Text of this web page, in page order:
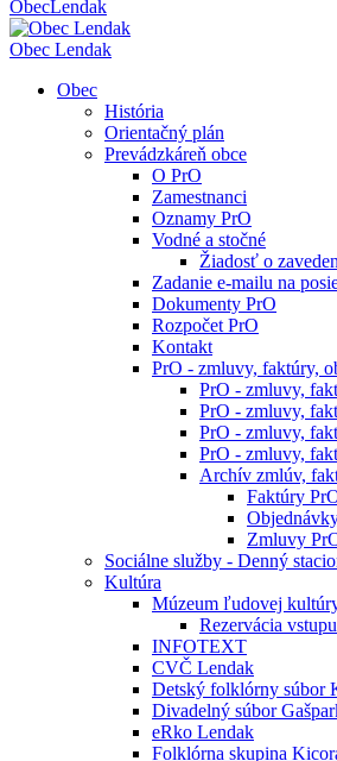
ObecLendak
Obec Lendak
Obec
História
Orientačný plán
Prevádzkáreň obce
O PrO
Zamestnanci
Oznamy PrO
Vodné a stočné
Žiadosť o
Zadanie e-mailu na
Dokumenty PrO
Rozpočet PrO
Kontakt
PrO - zmluvy, faktúry,
PrO - zmluvy,
PrO - zmluvy,
PrO - zmluvy,
PrO - zmluvy,
Archív zmlúv,
Faktúry
Zmluvy
Sociálne služby - Denný
Kultúra
Múzeum ľudovej
Rezervácia
INFOTEXT
CVČ Lendak
Detský folklórny súbor
Divadelný súbor
eRko Lendak
Folklórna skupina